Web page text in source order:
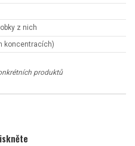
z nich
koncentracích)
produktů